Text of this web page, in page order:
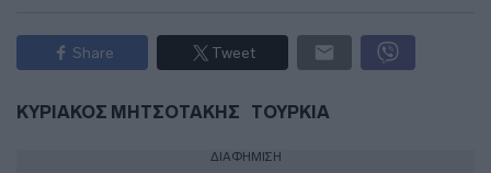
Share Tweet
ΚΥΡΙΑΚΟΣ ΜΗΤΣΟΤΑΚΗΣ ΤΟΥΡΚΙΑ
ΔΙΑΦΗΜΙΣΗ